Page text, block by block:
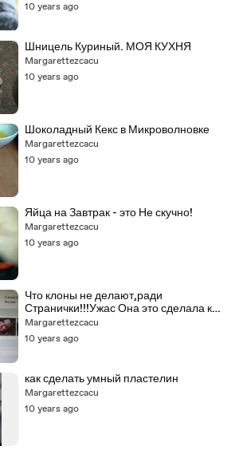
10 years ago
Шницель Куриный. МОЯ КУХНЯ
Margarettezcacu
10 years ago
Шоколадный Кекс в Микроволновке
Margarettezcacu
10 years ago
Яйца на Завтрак - это Не скучно!
Margarettezcacu
10 years ago
Что клоны не делают,ради
Странички!!!Ужас Она это сделала как
узнала что появилась Нина Гогаева н
Margarettezcacu
10 years ago
как сделать умный пластелин
Margarettezcacu
10 years ago